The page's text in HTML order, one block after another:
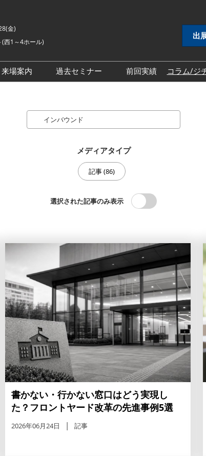
金)
西1～4ホール)
出
ティ推進 EXPO
来場案内
地方創生EXPO
地域防災EXPO
自治体インフラ維持管理・
展示会・セミナー参加ポリ
過去セミナー
2025年セミナー
2024年セミナー
前回実績 コラム/ジ
メディアタイプ
記事 (86)
選択された記事のみ表示
書かない・行かない窓口はどう実現し
た？フロントヤード改革の先進事例5選
2026年06月24日 記事